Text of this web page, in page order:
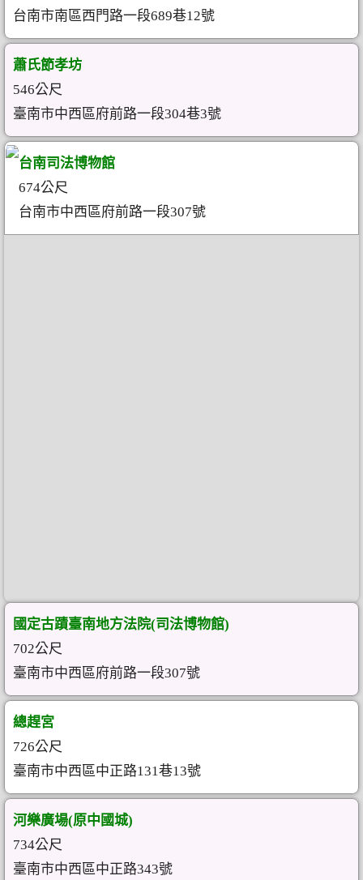
台南市南區西門路一段689巷12號
蕭氏節孝坊
546公尺
臺南市中西區府前路一段304巷3號
台南司法博物館
674公尺
台南市中西區府前路一段307號
國定古蹟臺南地方法院(司法博物館)
702公尺
臺南市中西區府前路一段307號
總趕宮
726公尺
臺南市中西區中正路131巷13號
河樂廣場(原中國城)
734公尺
臺南市中西區中正路343號